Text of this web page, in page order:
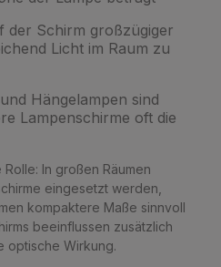
der Schirm großzügiger
Licht im Raum zu
Hängelampen sind
Lampenschirme oft die
In großen Räumen
eingesetzt werden,
kompaktere Maße sinnvoll
beeinflussen zusätzlich
optische Wirkung.